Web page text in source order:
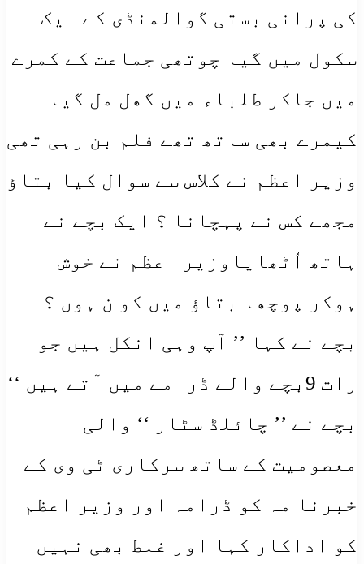
کی پرانی بستی گوالمنڈی کے ایک
سکول میں گیا چوتھی جماعت کے کمرے
میں جاکر طلباء میں گھل مل گیا
کیمرے بھی ساتھ تھے فلم بن رہی تھی
وزیر اعظم نے کلاس سے سوال کیا بتاؤ
مجھے کس نے پہچانا ؟ ایک بچے نے
ہاتھ اُٹھایاوزیر اعظم نے خوش
ہوکر پوچھا بتاؤ میں کو ن ہوں ؟
بچے نے کہا ’’ آپ وہی انکل ہیں جو
رات 9بچے والے ڈرامے میں آتے ہیں ‘‘
بچے نے ’’ چائلڈ سٹار ‘‘ والی
معصومیت کے ساتھ سرکاری ٹی وی کے
خبرنا مہ کو ڈرامہ اور وزیر اعظم
کو اداکار کہا اور غلط بھی نہیں